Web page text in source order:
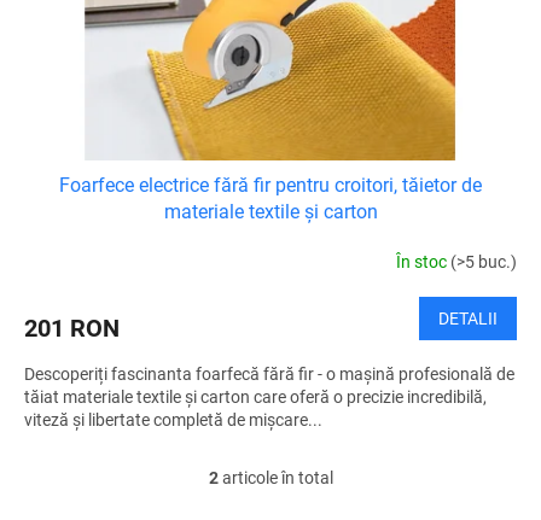
Foarfece electrice fără fir pentru croitori, tăietor de
materiale textile și carton
În stoc (>5 buc.)
201 RON DETALII
Descoperiți fascinanta foarfecă fără fir - o mașină profesională de
tăiat materiale textile și carton care oferă o precizie incredibilă,
viteză și libertate completă de mișcare...
C
2articole în total